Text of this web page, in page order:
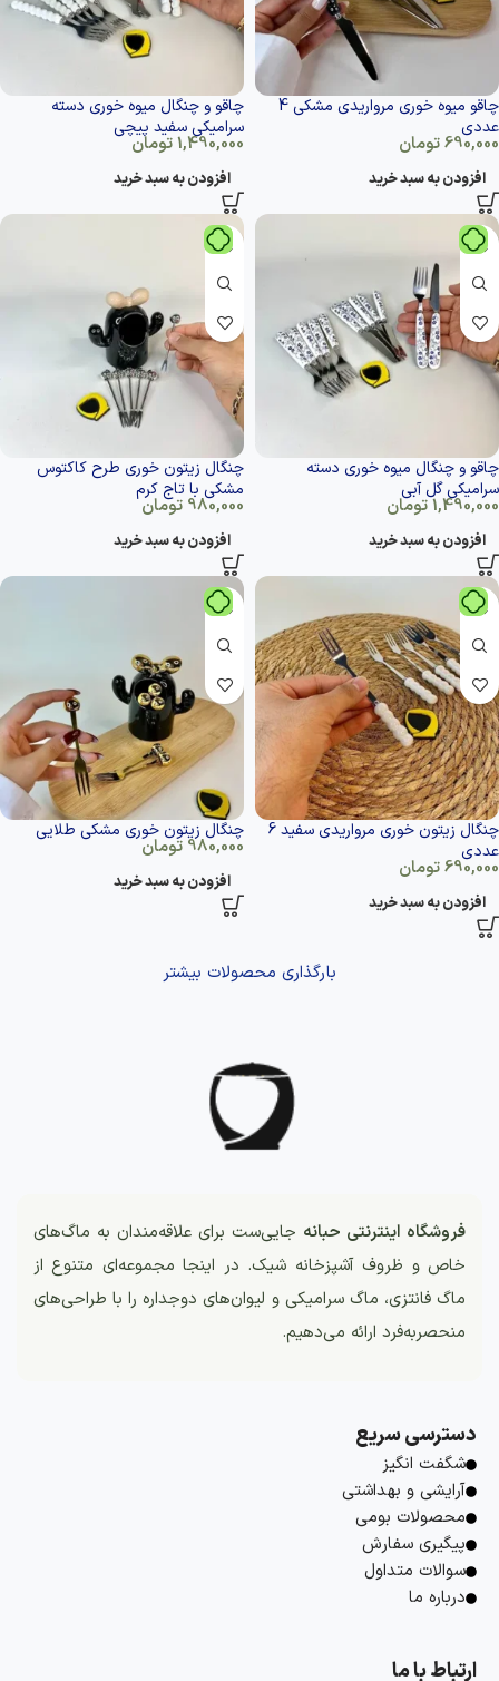
چاقو میوه خوری مرواریدی مشکی 4
عددی
690,000تومان
افزودن به سبد خرید
چاقو و چنگال میوه خوری دسته
سرامیکی سفید پیچی
1,490,000تومان
افزودن به سبد خرید
چاقو و چنگال میوه خوری دسته
سرامیکی گل آبی
1,490,000تومان
افزودن به سبد خرید
چنگال زیتون خوری طرح کاکتوس
مشکی با تاج کرم
980,000 تومان
افزودن به سبد خرید
چنگال زیتون خوری مرواریدی سفید 6
عددی
690,000تومان
افزودن به سبد خرید
چنگال زیتون خوری مشکی طلایی
980,000 تومان
افزودن به سبد خرید
بارگذاری محصولات بیشتر
فروشگاه اینترنتی حبانه جایی‌ست برای علاقه‌مندان به ماگ‌های
خاص و ظروف آشپزخانه شیک. در اینجا مجموعه‌ای متنوع از
ماگ فانتزی، ماگ سرامیکی و لیوان‌های دوجداره را با طراحی‌های
منحصربه‌فرد ارائه می‌دهیم.
دسترسی سریع
شگفت انگیز
آرایشی و بهداشتی
محصولات بومی
پیگیری سفارش
سوالات متداول
درباره ما
ارتباط با ما